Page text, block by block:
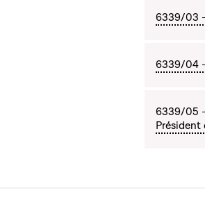
6339/03 -
6339/04 -
6339/05 -
Président